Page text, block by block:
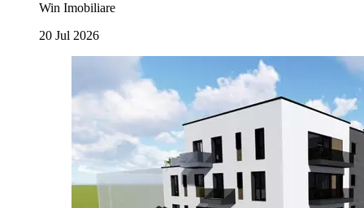
Win Imobiliare
20 Jul 2026